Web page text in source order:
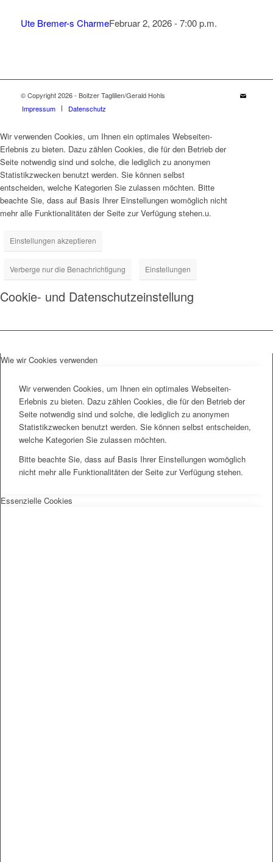
Ute Bremer-s CharmeFebruar 2, 2026 - 7:00 p.m.
© Copyright 2026 - Boitzer Taglilien/Gerald Hohls
Impressum
Datenschutz
Wir verwenden Cookies, um Ihnen ein optimales Webseiten-
Erlebnis zu bieten. Dazu zählen Cookies, die für den Betrieb der
Seite notwendig sind und solche, die lediglich zu anonymen
Statistikzwecken benutzt werden. Sie können selbst
entscheiden, welche Kategorien Sie zulassen möchten. Bitte
beachte Sie, dass auf Basis Ihrer Einstellungen womöglich nicht
mehr alle Funktionalitäten der Seite zur Verfügung stehen.u.
Einstellungen akzeptieren
Verberge nur die Benachrichtigung Einstellungen
Cookie- und Datenschutzeinstellung
Wie wir Cookies verwenden
Wir verwenden Cookies, um Ihnen ein optimales Webseiten-
Erlebnis zu bieten. Dazu zählen Cookies, die für den Betrieb der
Seite notwendig sind und solche, die lediglich zu anonymen
Statistikzwecken benutzt werden. Sie können selbst entscheiden,
welche Kategorien Sie zulassen möchten.
Bitte beachte Sie, dass auf Basis Ihrer Einstellungen womöglich
nicht mehr alle Funktionalitäten der Seite zur Verfügung stehen.
Essenzielle Cookies